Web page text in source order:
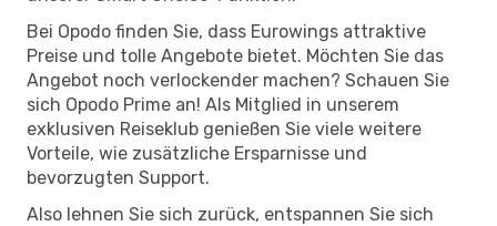
Bei Opodo finden Sie, dass Eurowings attraktive
Preise und tolle Angebote bietet. Möchten Sie das
Angebot noch verlockender machen? Schauen Sie
sich Opodo Prime an! Als Mitglied in unserem
exklusiven Reiseklub genießen Sie viele weitere
Vorteile, wie zusätzliche Ersparnisse und
bevorzugten Support.
Also lehnen Sie sich zurück, entspannen Sie sich